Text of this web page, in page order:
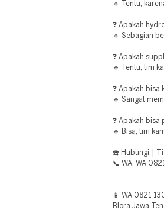
🔹 Tentu,
❓ Apakah
🔹 Sebagian
❓ Apakah
🔹 Tentu, tim
❓ Apakah bisa
🔹 Sangat
❓ Apakah
🔹 Bisa, tim
☎️ Hubungi |
📞 WA: WA
📱 WA 0821
Blora Jawa